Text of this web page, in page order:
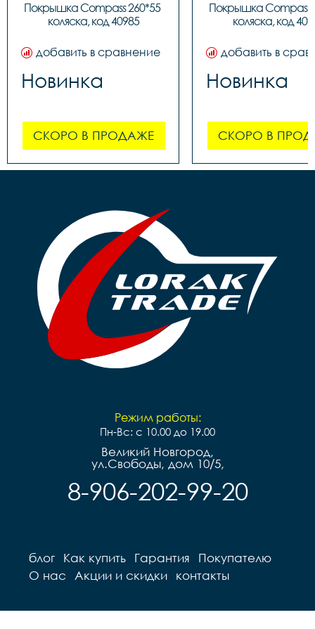
Покрышка Compass 260*55
коляска, код 40985
добавить в сравнение
Новинка
СКОРО В ПРОДАЖЕ
Покрышка Compass
коляска, код
добавить в
Новинка
СКОРО В
Режим работы:
Пн-Вс: с 10.00 до 19.00
Великий Новгород,
ул.Свободы, дом 10/5,
8-906-202-99-20
блог Как купить Гарантия
Покупателю
О нас
Акции и скидки контакты